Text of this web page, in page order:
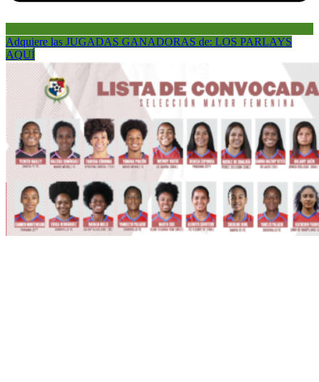
Adquiere las JUGADAS GANADORAS de: LOS PARLAYS
AQUÍ